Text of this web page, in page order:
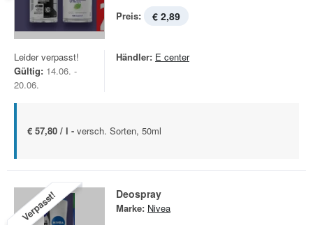
Preis: € 2,89
Leider verpasst!
Gültig: 14.06. -
20.06.
Händler: E center
€ 57,80 / l - versch. Sorten, 50ml
Verpasst! Deospray
Marke: Nivea